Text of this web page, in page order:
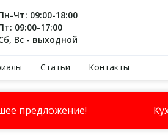
Чт: 09:00-18:00
09:00-17:00
Вс - выходной
Статьи Контакты
предложение!